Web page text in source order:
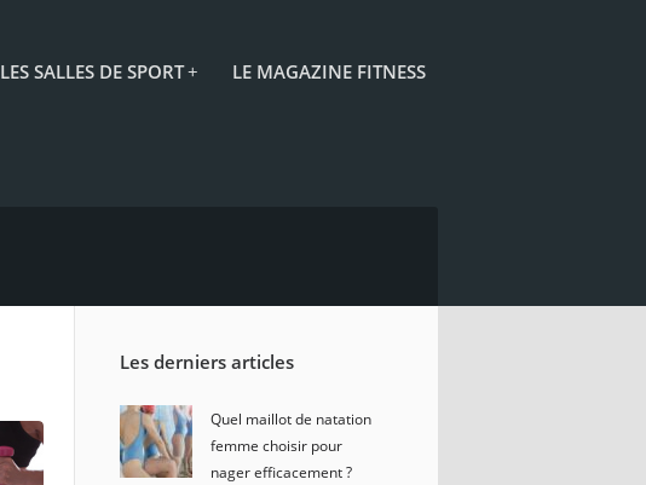
LES SALLES DE SPORT+ LE MAGAZINE FITNESS
Les derniers articles
Quel maillot de natation
femme choisir pour
nager efficacement ?